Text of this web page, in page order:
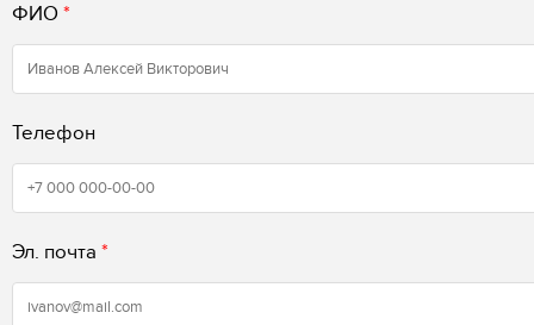
ФИО *
Телефон
Эл. почта *